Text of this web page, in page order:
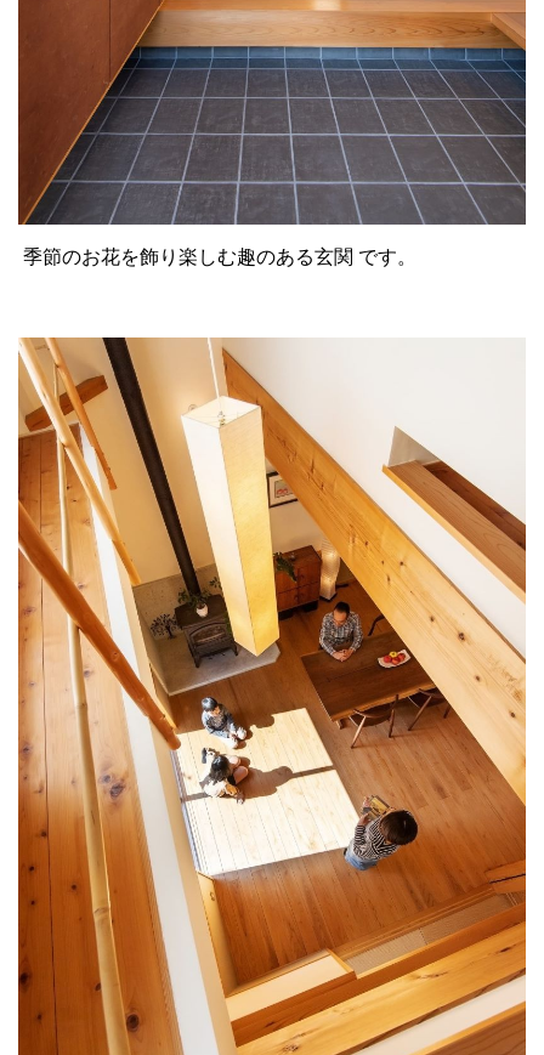
季節のお花を飾り楽しむ趣のある玄関 です。